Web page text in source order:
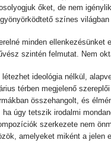
őket, de nem
színes
minden
szintén felmutat. Nem
ideológia nélkül,
térben megjelenő
összehangolt, és
úgy tetszik irodalmi
szerkezete nem
amelyeket miként a jelen